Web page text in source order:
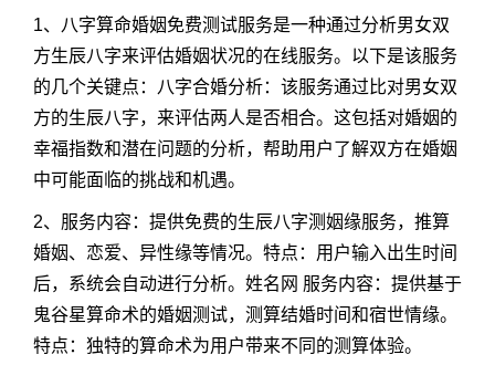
1、八字算命婚姻免费测试服务是一种通过分析男女双
方生辰八字来评估婚姻状况的在线服务。以下是该服务
的几个关键点：八字合婚分析：该服务通过比对男女双
方的生辰八字，来评估两人是否相合。这包括对婚姻的
幸福指数和潜在问题的分析，帮助用户了解双方在婚姻
中可能面临的挑战和机遇。
2、服务内容：提供免费的生辰八字测姻缘服务，推算
婚姻、恋爱、异性缘等情况。特点：用户输入出生时间
后，系统会自动进行分析。姓名网 服务内容：提供基于
鬼谷星算命术的婚姻测试，测算结婚时间和宿世情缘。
特点：独特的算命术为用户带来不同的测算体验。